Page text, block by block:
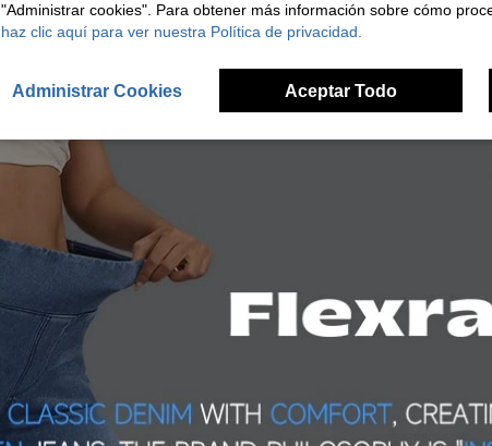
"Administrar cookies". Para obtener más información sobre cómo
haz clic aquí para ver nuestra Política de privacidad.
Administrar Cookies Aceptar Todo